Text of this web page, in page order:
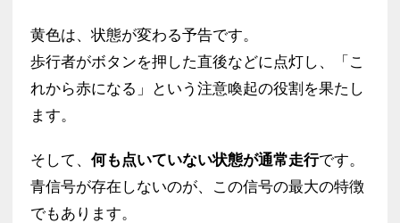
黄色は、状態が変わる予告です。
歩行者がボタンを押した直後などに点灯し、「こ
れから赤になる」という注意喚起の役割を果たし
ます。
そして、 何も点いていない状態が通常走行です。
青信号が存在しないのが、この信号の最大の特徴
でもあります。